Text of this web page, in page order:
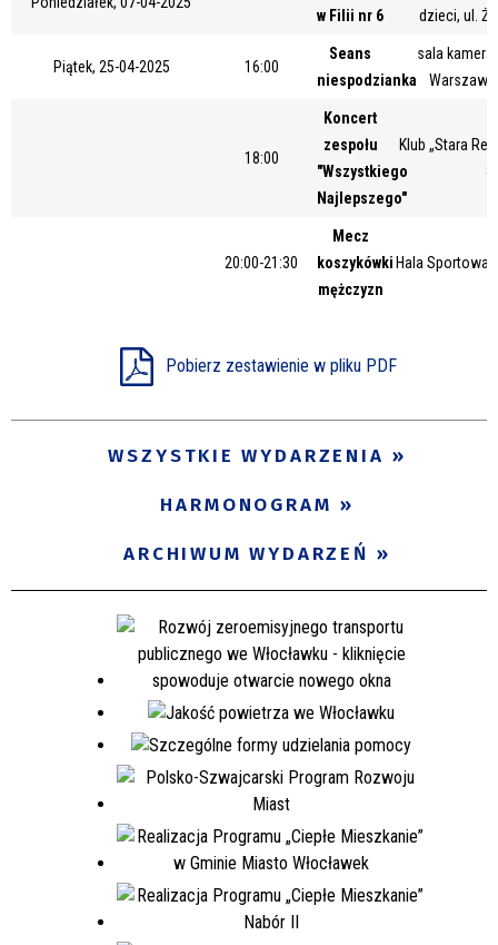
w Filii nr 6 dzieci, ul.
Piątek, 25-04-2025 16:00
Seans
niespodzianka
sala
18:00
Koncert
zespołu
"Wszystkiego
Najlepszego"
Klub „Stara
8
20:00-21:30
Mecz
koszykówki
mężczyzn
Hala Sportowa
Pobierz zestawienie w pliku PDF
WSZYSTKIE WYDARZENIA
HARMONOGRAM
ARCHIWUM WYDARZEŃ